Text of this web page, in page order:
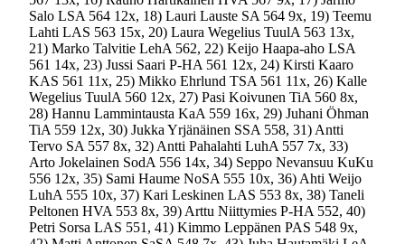
Salo LSA 564 12x, 18) Lauri Lauste SA 564 9x, 19) Teemu
Lahti LAS 563 15x, 20) Laura Wegelius TuulA 563 13x,
21) Marko Talvitie LehA 562, 22) Keijo Haapa-aho LSA
561 14x, 23) Jussi Saari P-HA 561 12x, 24) Kirsti Kaaro
KAS 561 11x, 25) Mikko Ehrlund TSA 561 11x, 26) Kalle
Wegelius TuulA 560 12x, 27) Pasi Koivunen TiA 560 8x,
28) Hannu Lammintausta KaA 559 16x, 29) Juhani Öhman
TiA 559 12x, 30) Jukka Yrjänäinen SSA 558, 31) Antti
Tervo SA 557 8x, 32) Antti Pahalahti LuhA 557 7x, 33)
Arto Jokelainen SodA 556 14x, 34) Seppo Nevansuu KuKu
556 12x, 35) Sami Haume NoSA 555 10x, 36) Ahti Weijo
LuhA 555 10x, 37) Kari Leskinen LAS 553 8x, 38) Taneli
Peltonen HVA 553 8x, 39) Arttu Niittymies P-HA 552, 40)
Petri Sorsa LAS 551, 41) Kimmo Leppänen PAS 548 9x,